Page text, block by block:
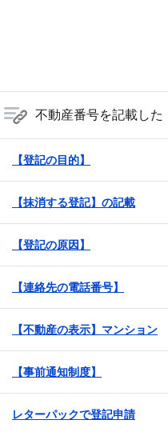
不動産番号を記載し
【登記の目的】
【抹消する登記】の記載
【登記の原因】
【連絡先の電話番号】
【不動産の表示】マンション
【事前通知制度】
レターパックで登記申請